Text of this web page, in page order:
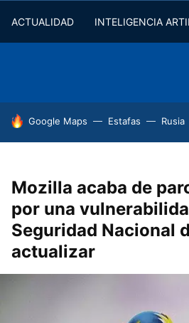
ACTUALIDAD INTELIGENCIA
HOY SE HABLA DE
Google Maps Estafas Rusia
Mozilla acaba de
por una
Seguridad Nacional
actualizar